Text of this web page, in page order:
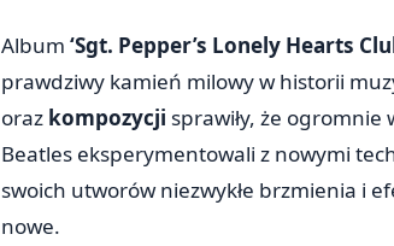
Album ‘Sgt. Pepper’s Lonely Hearts
prawdziwy kamień milowy w historii
oraz kompozycji sprawiły, że ogromnie
Beatles eksperymentowali z nowymi
swoich utworów niezwykłe brzmienia i
nowe.